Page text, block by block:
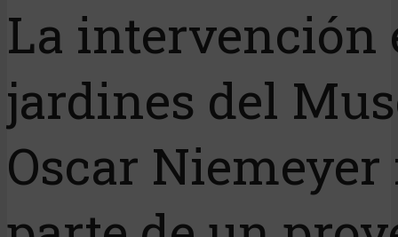
La intervención
jardines del
Oscar